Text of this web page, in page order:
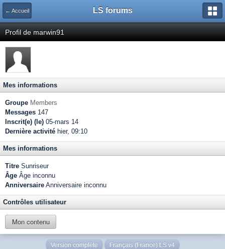
← Accueil LS forums
Profil de marwin91
Mes informations
Groupe Members
Messages 147
Inscrit(e) (le) 05-mars 14
Dernière activité hier, 09:10
Mes informations
Titre Sunriseur
Âge Âge inconnu
Anniversaire Anniversaire inconnu
Contrôles utilisateur
Mon contenu
Version complète Français (France) LS v4